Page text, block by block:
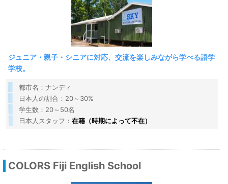
ジュニア・親子・シニアに対応、交流を楽しみながら学べる語学
学校。
都市名：ナンディ
日本人の割合：20～30%
学生数：20～50名
日本人スタッフ： 在籍（時期によって不在）
COLORS Fiji English School